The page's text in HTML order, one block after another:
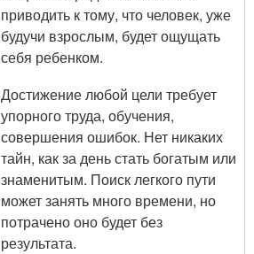
приводить к тому, что человек, уже
будучи взрослым, будет ощущать
себя ребенком.
Достижение любой цели требует
упорного труда, обучения,
совершения ошибок. Нет никаких
тайн, как за день стать богатым или
знаменитым. Поиск легкого пути
может занять много времени, но
потрачено оно будет без
результата.